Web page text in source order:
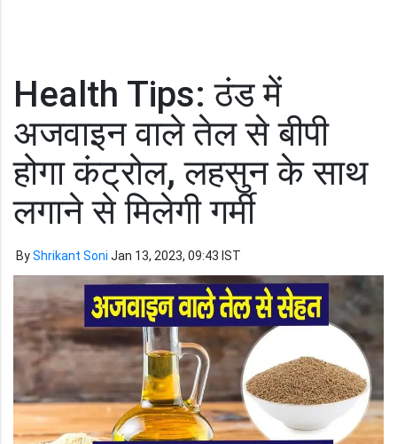
Health Tips: ठंड में
अजवाइन वाले तेल से बीपी
होगा कंट्रोल, लहसुन के साथ
लगाने से मिलेगी गर्मी
ByShrikant Soni Jan 13, 2023, 09:43 IST